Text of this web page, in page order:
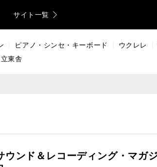
サイト一覧
ピアノ・シンセ・キーボード ウクレレ
立東舎
ウンド＆レコーディング・マガ